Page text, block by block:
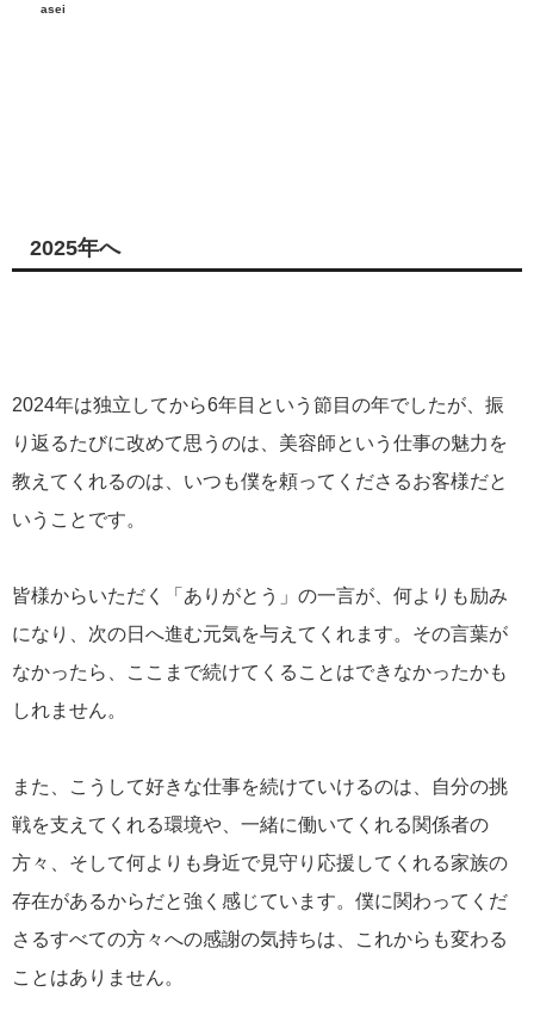
asei
2025年へ
2024年は独立してから6年目という節目の年でしたが、振
り返るたびに改めて思うのは、美容師という仕事の魅力を
教えてくれるのは、いつも僕を頼ってくださるお客様だと
いうことです。
皆様からいただく「ありがとう」の一言が、何よりも励み
になり、次の日へ進む元気を与えてくれます。その言葉が
なかったら、ここまで続けてくることはできなかったかも
しれません。
また、こうして好きな仕事を続けていけるのは、自分の挑
戦を支えてくれる環境や、一緒に働いてくれる関係者の
方々、そして何よりも身近で見守り応援してくれる家族の
存在があるからだと強く感じています。僕に関わってくだ
さるすべての方々への感謝の気持ちは、これからも変わる
ことはありません。